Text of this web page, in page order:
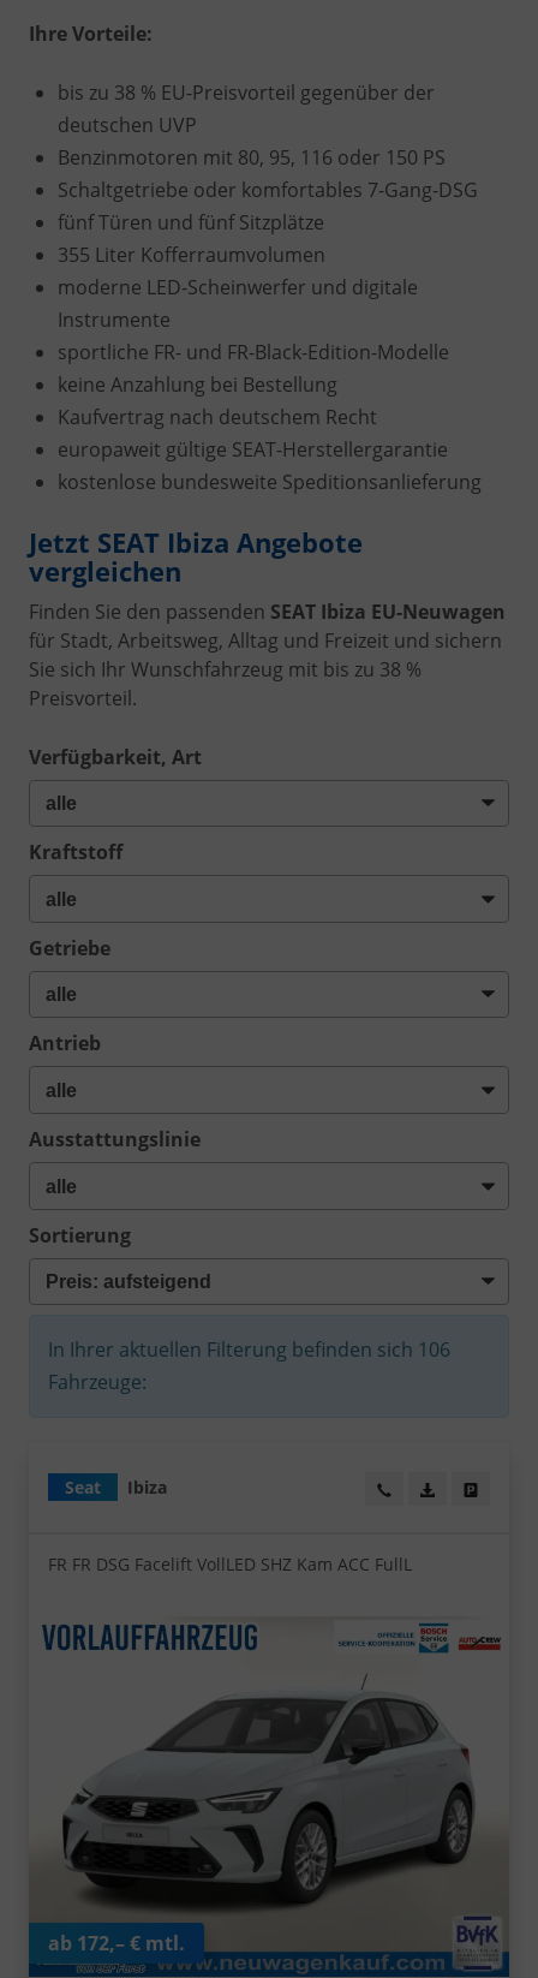
Ihre Vorteile:
bis zu 38 % EU-Preisvorteil gegenüber der
deutschen UVP
Benzinmotoren mit 80, 95, 116 oder 150 PS
Schaltgetriebe oder komfortables 7-Gang-DSG
fünf Türen und fünf Sitzplätze
355 Liter Kofferraumvolumen
moderne LED-Scheinwerfer und digitale
Instrumente
sportliche FR- und FR-Black-Edition-Modelle
keine Anzahlung bei Bestellung
Kaufvertrag nach deutschem Recht
europaweit gültige SEAT-Herstellergarantie
kostenlose bundesweite Speditionsanlieferung
Jetzt SEAT Ibiza Angebote
vergleichen
Finden Sie den passenden SEAT Ibiza EU-Neuwagen
für Stadt, Arbeitsweg, Alltag und Freizeit und sichern
Sie sich Ihr Wunschfahrzeug mit bis zu 38 %
Preisvorteil.
Verfügbarkeit, Art
Kraftstoff
Getriebe
Antrieb
Ausstattungslinie
Sortierung
In Ihrer aktuellen Filterung befinden sich 106
Fahrzeuge:
Seat Ibiza Wir rufen Sie an!
PDF-Datei,
FR FR DSG Facelift VollLED SHZ Kam ACC FullL
ab 172,– € mtl.